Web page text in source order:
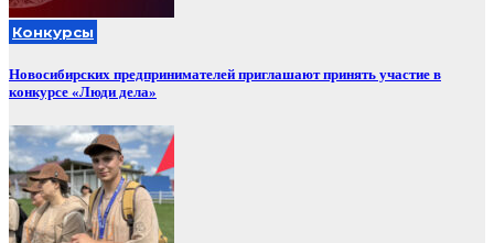
Конкурсы
Новосибирских предпринимателей приглашают принять участие в
конкурсе «Люди дела»